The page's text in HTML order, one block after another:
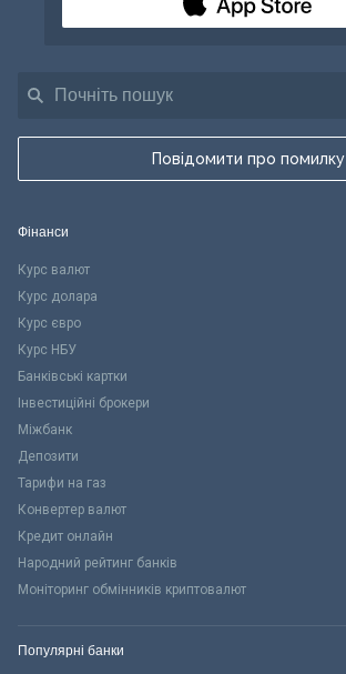
Повідомити про помилку
Фінанси
Курс валют
Курс долара
Курс євро
Курс НБУ
Банківські картки
Інвестиційні брокери
Міжбанк
Депозити
Тарифи на газ
Конвертер валют
Кредит онлайн
Народний рейтинг банків
Моніторинг обмінників криптовалют
Популярні банки